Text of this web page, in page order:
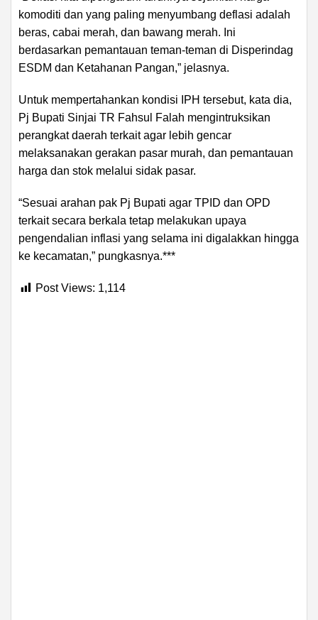
komoditi dan yang paling menyumbang deflasi adalah
beras, cabai merah, dan bawang merah. Ini
berdasarkan pemantauan teman-teman di Disperindag
ESDM dan Ketahanan Pangan,” jelasnya.
Untuk mempertahankan kondisi IPH tersebut, kata dia,
Pj Bupati Sinjai TR Fahsul Falah mengintruksikan
perangkat daerah terkait agar lebih gencar
melaksanakan gerakan pasar murah, dan pemantauan
harga dan stok melalui sidak pasar.
“Sesuai arahan pak Pj Bupati agar TPID dan OPD
terkait secara berkala tetap melakukan upaya
pengendalian inflasi yang selama ini digalakkan hingga
ke kecamatan,” pungkasnya.***
Post Views: 1,114